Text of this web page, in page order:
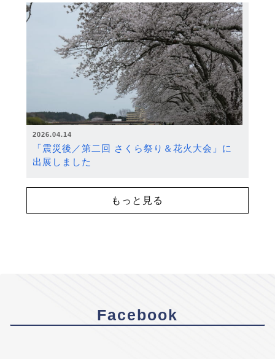
2026.04.14
「震災後／第二回 さくら祭り＆花火大会」に
出展しました
もっと見る
Facebook